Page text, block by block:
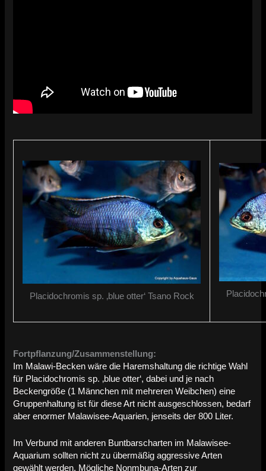
Placidochromis sp. ‚blue otter‘ Tsano Rock
Fortpflanzung/Zusammenstellung:
Im Malawi-Becken wäre die Haremshaltung die richtige Wahl
für Placidochromis sp. ‚blue otter‘, dabei und je nach
Beckengröße (1 Männchen mit mehreren Weibchen) eine
Gruppenhaltung ist für diese Art nicht ausgeschlossen, bedarf
aber enormer Malawisee-Aquarien, jenseits der 800 Liter.
Im Verbund mit anderen Buntbarscharten im Malawisee-
Aquarium sollten nicht zu übermäßig aggressive Arten
gewählt werden. Mögliche Nonmbuna-Arten zur